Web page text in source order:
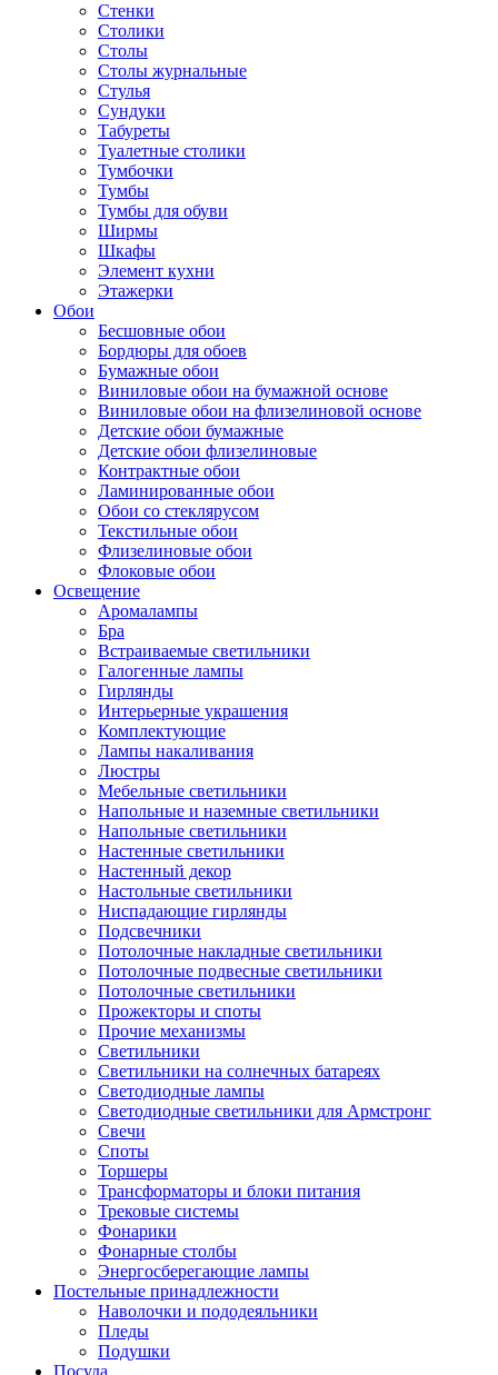
Стенки
Столики
Столы
Столы журнальные
Стулья
Сундуки
Табуреты
Туалетные столики
Тумбочки
Тумбы
Тумбы для обуви
Ширмы
Шкафы
Элемент кухни
Этажерки
Обои
Бесшовные обои
Бордюры для обоев
Бумажные обои
Виниловые обои на бумажной основе
Виниловые обои на флизелиновой основе
Детские обои бумажные
Детские обои флизелиновые
Контрактные обои
Ламинированные обои
Обои со стеклярусом
Текстильные обои
Флизелиновые обои
Флоковые обои
Освещение
Аромалампы
Бра
Встраиваемые светильники
Галогенные лампы
Гирлянды
Интерьерные украшения
Комплектующие
Лампы накаливания
Люстры
Мебельные светильники
Напольные и наземные светильники
Напольные светильники
Настенные светильники
Настенный декор
Настольные светильники
Ниспадающие гирлянды
Подсвечники
Потолочные накладные светильники
Потолочные подвесные светильники
Потолочные светильники
Прожекторы и споты
Прочие механизмы
Светильники
Светильники на солнечных батареях
Светодиодные лампы
Светодиодные светильники для Армстронг
Свечи
Споты
Торшеры
Трансформаторы и блоки питания
Трековые системы
Фонарики
Фонарные столбы
Энергосберегающие лампы
Постельные принадлежности
Наволочки и пододеяльники
Пледы
Подушки
Посуда